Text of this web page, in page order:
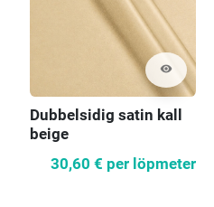
visibility
Dubbelsidig satin kall
beige
30,60 € per löpmeter